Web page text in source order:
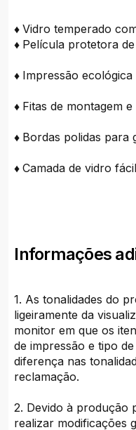
♦Vidro temperado
♦ Película protetora
♦ Impressão
♦ Fitas de montagem
♦ Bordas polidas para
♦Camada de vidro
Informações
1. As tonalidades do
ligeiramente da
monitor em que os
de impressão e tipo
diferença nas
reclamação.
2. Devido à produção
realizar modificações